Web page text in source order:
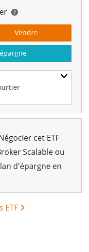
Vendre
cet ETF
Scalable ou
d'épargne en
ETF